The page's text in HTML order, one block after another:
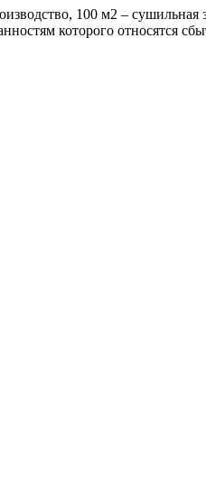
100 м2 – сушильная
которого относятся